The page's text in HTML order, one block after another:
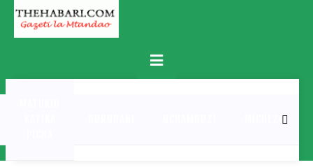
Skip
content
Primary
Menu
MICHEZO